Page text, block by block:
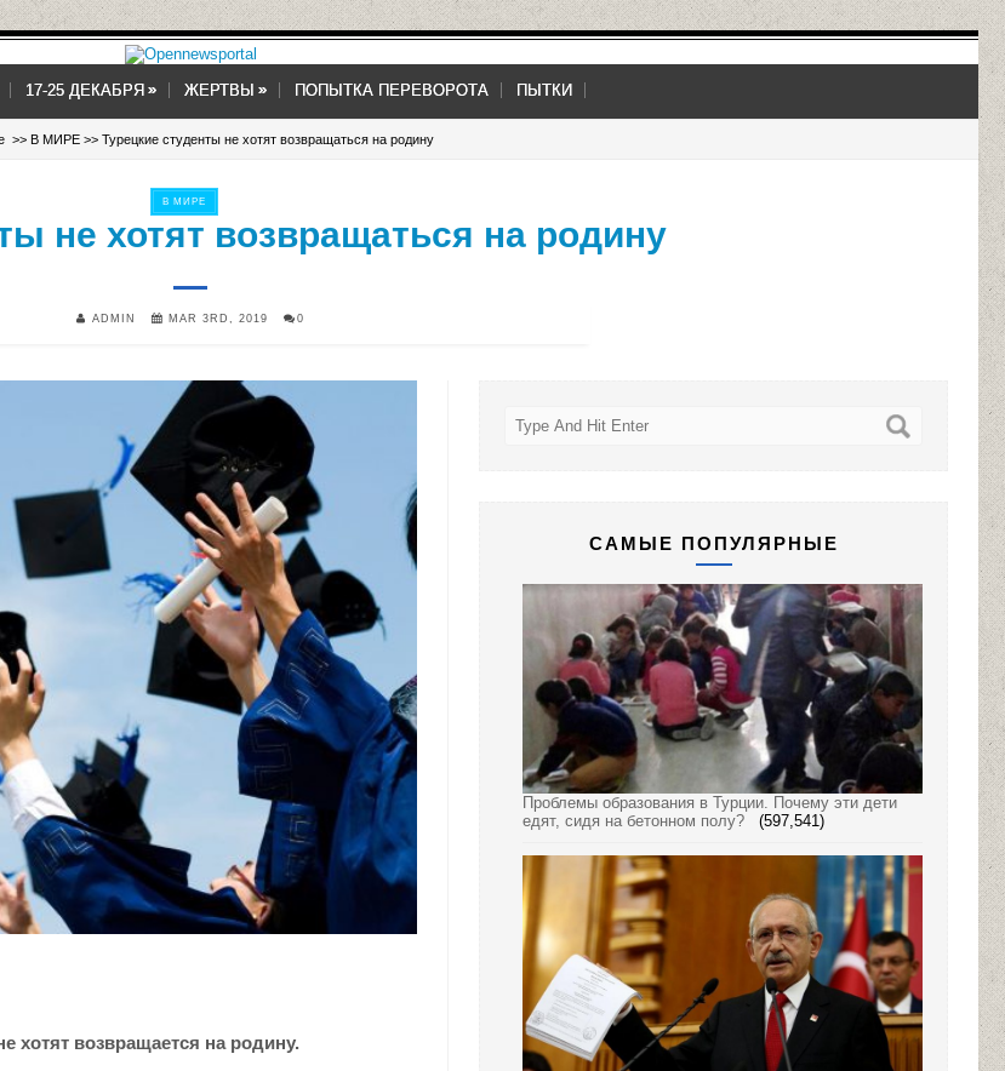
17-25 ДЕКАБРЯ »
» ЖЕРТВЫ »
» ПОПЫТКА ПЕРЕВОРОТА ПЫТКИ
>> В МИРЕ >> Турецкие студенты не хотят возвращаться на родину
В МИРЕ
не хотят возвращаться на родину
ADMIN MAR 3RD, 2019 0
хотят возвращается на родину.
САМЫЕ ПОПУЛЯРНЫЕ
Проблемы образования в Турции. Почему эти дети
едят, сидя на бетонном полу?
(597,541)